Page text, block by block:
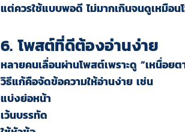
แต่ควรใช้แบบพอดี ไม่มากเกินจนดูเหมือน
6. โพสต์ที่ดีต้องอ่านง่าย
หลายคนเลื่อนผ่านโพสต์เพราะดู “เหนื่อยต
วิธีแก้คือจัดข้อความให้อ่านง่าย เช่น
แบ่งย่อหน้า
เว้นบรรทัด